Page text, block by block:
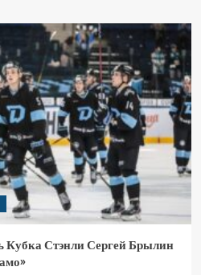
Кубка Стэнли Сергей Брылин